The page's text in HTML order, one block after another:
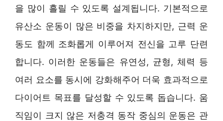
을 많이 흘릴 수 있도록 설계됩니다. 기본적으로
유산소 운동이 많은 비중을 차지하지만, 근력 운
동도 함께 조화롭게 이루어져 전신을 고루 단련
합니다. 이러한 운동들은 유연성, 균형, 체력 등
여러 요소를 동시에 강화해주어 더욱 효과적으로
다이어트 목표를 달성할 수 있도록 돕습니다. 움
직임이 크지 않은 저충격 동작 중심의 운동은 관